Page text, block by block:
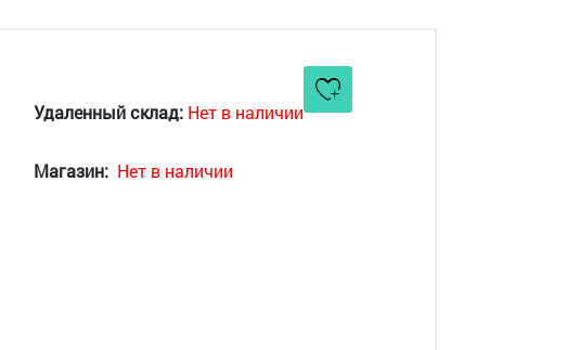
Удаленный склад: Нет в наличии
Магазин: Нет в наличии